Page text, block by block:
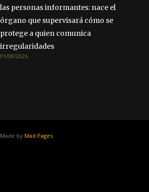
las personas informantes: nace el
órgano que supervisará cómo se
protege a quien comunica
irregularidades
01/08/2026
Made by Mad Pages